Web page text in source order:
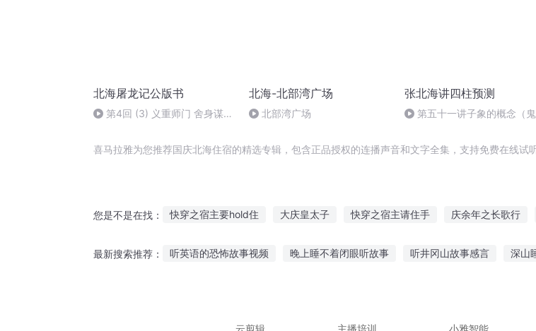
北海屠龙记公版书
第4回 (3) 义重师门 舍身谋老
北海-北部湾广场
北部湾广场
张北海讲四柱预测
第五十一讲子象的概念（鬼
喜马拉雅为您推荐国庆北海住宿的精选专辑，包含正品授权的连播声音和文字全集，支持免费在线试
您是不是在找： 快穿之宿主要hold住 大庆皇太子 快穿之宿主请住手 庆余年之长歌行
最新搜索推荐： 听英语的恐怖故事视频 晚上睡不着闭眼听故事 听井冈山故事感言 深山
云剪辑
主播培训 小雅智能